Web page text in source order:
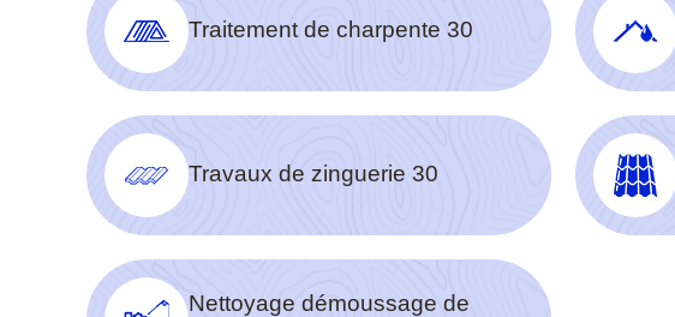
Traitement de charpente 30
Travaux de zinguerie 30
Nettoyage démoussage de